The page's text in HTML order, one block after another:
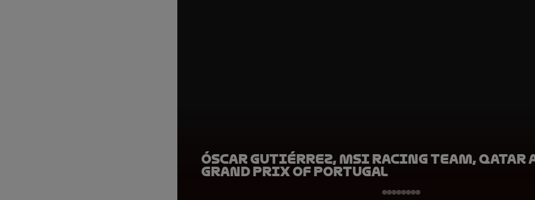
Óscar Gutiérrez, MSI Racing Team, Qatar
Grand Prix of Portugal